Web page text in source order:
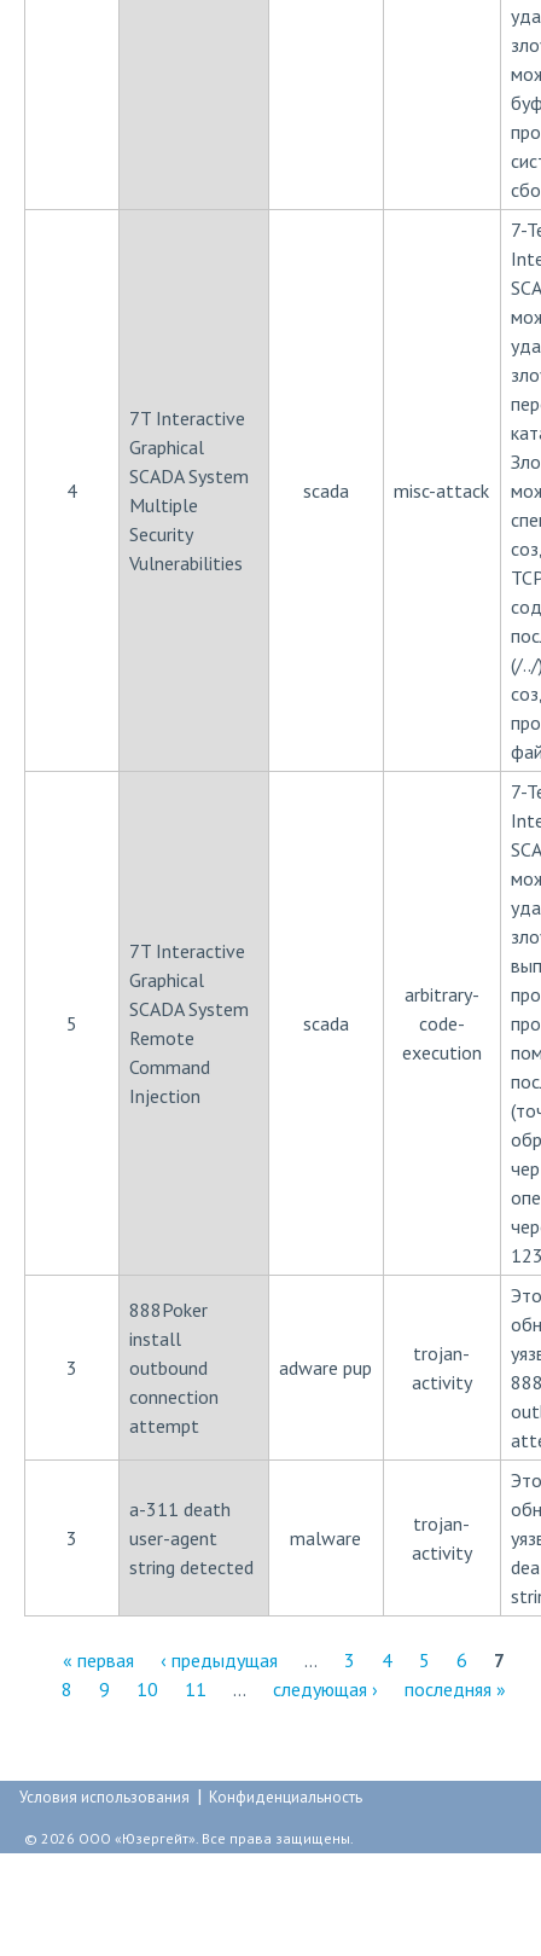
4
7T Interactive
Graphical
SCADA System
Multiple
Security
Vulnerabilities
scada misc-attack
7-
(/../
5
7T Interactive
Graphical
SCADA System
Remote
Command
Injection
scada
arbitrary-
code-
execution
7-
3
888Poker
install
outbound
connection
attempt
adware pup
trojan-
activity
3
a-311 death
user-agent
string detected
malware
trojan-
activity
р
а
« первая ‹ предыдущая … 3 4 5 6
7
8
9 10 11 … следующая › последняя »
Условия использования | Конфиденциальность
© 2026 ООО «Юзергейт». Все права защищены.